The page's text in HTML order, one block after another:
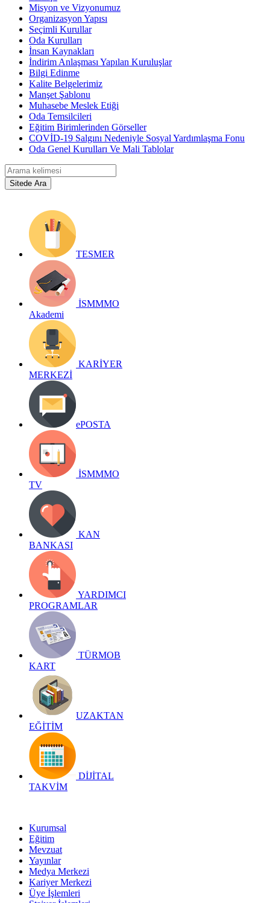
Misyon ve Vizyonumuz
Organizasyon Yapısı
Seçimli Kurullar
Oda Kurulları
İnsan Kaynakları
İndirim Anlaşması Yapılan Kuruluşlar
Bilgi Edinme
Kalite Belgelerimiz
Manşet Şablonu
Muhasebe Meslek Etiği
Oda Temsilcileri
Eğitim Birimlerinden Görseller
COVİD-19 Salgını Nedeniyle Sosyal Yardımlaşma Fonu
Oda Genel Kurulları Ve Mali Tablolar
TESMER
İSMMMO
Akademi
KARİYER
MERKEZİ
ePOSTA
İSMMMO
TV
KAN
BANKASI
YARDIMCI
PROGRAMLAR
TÜRMOB
KART
UZAKTAN
EĞİTİM
DİJİTAL
TAKVİM
Kurumsal
Eğitim
Mevzuat
Yayınlar
Medya Merkezi
Kariyer Merkezi
Üye İşlemleri